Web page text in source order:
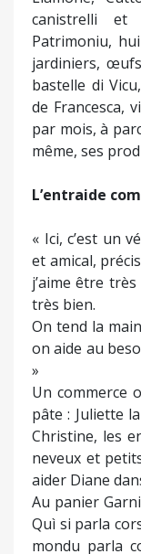
canistrelli
Patrimoniu,
jardiniers,
bastelle di
de Francesca,
par mois, à
même, ses
L’entraide
« Ici, c’est un
et amical,
j’aime être
très bien.
On tend la
on aide au
»
Un commerce
pâte : Juliette
Christine, les
neveux et
aider Diane
Au panier
Quì si parla
mondu parla